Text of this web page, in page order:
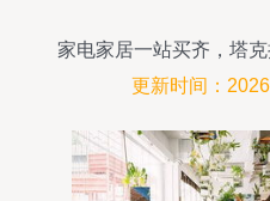
家电家居一站买齐，塔
更新时间：